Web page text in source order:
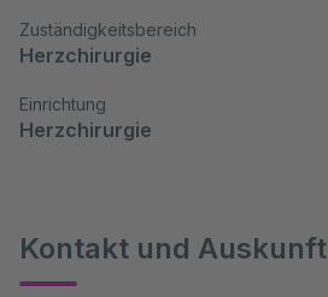
Zuständigkeitsbereich
Herzchirurgie
Einrichtung
Herzchirurgie
Kontakt und Auskunft